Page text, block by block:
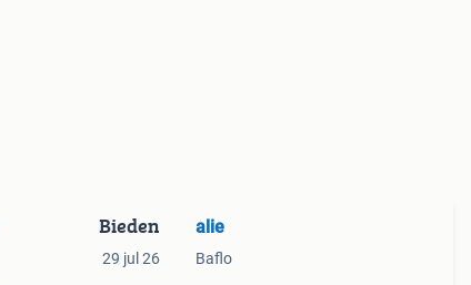
Bieden
29 jul 26
alie
Baflo